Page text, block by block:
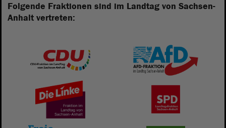
Folgende Fraktionen sind im Landtag von Sachsen-
Anhalt vertreten: